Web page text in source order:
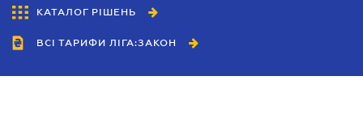
КАТАЛОГ РІШЕНЬ
ВСІ ТАРИФИ ЛІГА:ЗАКОН